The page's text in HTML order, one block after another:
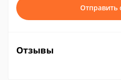
Отправить
Отзывы